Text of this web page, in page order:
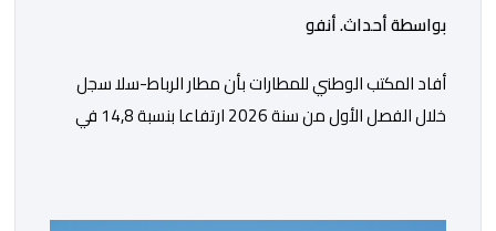
بواسطة أحداث. أنفو
أفاد المكتب الوطني للمطارات بأن مطار الرباط-سلا سجل
خلال الفصل الأول من سنة 2026 ارتفاعا بنسبة 14,8 في
مسافرا خلال الستة أشهر الأولى من السنة الجارية، مقابل